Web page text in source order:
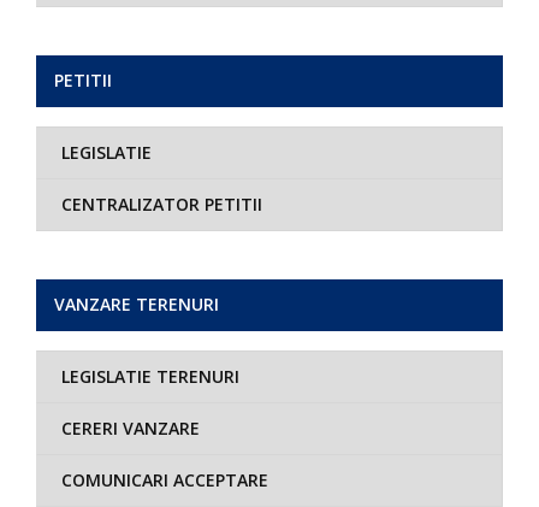
PETITII
LEGISLATIE
CENTRALIZATOR PETITII
VANZARE TERENURI
LEGISLATIE TERENURI
CERERI VANZARE
COMUNICARI ACCEPTARE